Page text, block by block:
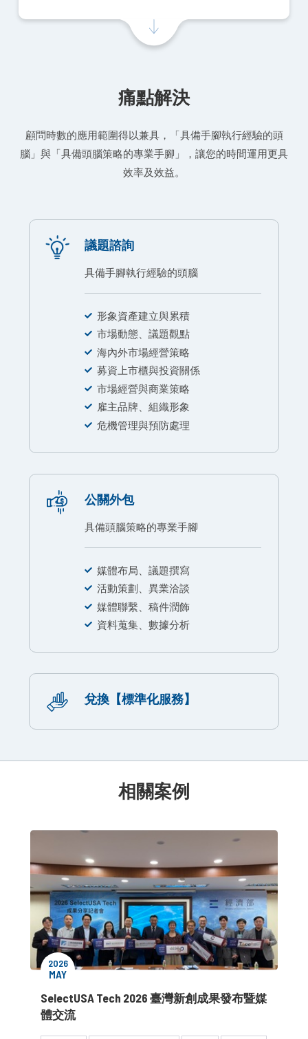
痛點解決
顧問時數的應用範圍得以兼具，「具備手腳執行經驗的頭
腦」與「具備頭腦策略的專業手腳」，讓您的時間運用更具
效率及效益。
議題諮詢
具備手腳執行經驗的頭腦
形象資產建立與累積
市場動態、議題觀點
海內外市場經營策略
募資上市櫃與投資關係
市場經營與商業策略
雇主品牌、組織形象
危機管理與預防處理
公關外包
具備頭腦策略的專業手腳
媒體布局、議題撰寫
活動策劃、異業洽談
媒體聯繫、稿件潤飾
資料蒐集、數據分析
兌換【標準化服務】
相關案例
2026
MAY
SelectUSA Tech 2026 臺灣新創成果發布暨媒
體交流